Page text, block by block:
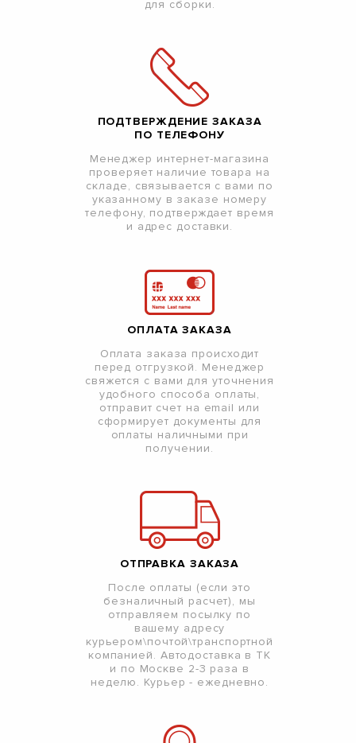
для сборки.
ПОДТВЕРЖДЕНИЕ ЗАКАЗА
ПО ТЕЛЕФОНУ
Менеджер интернет-магазина
проверяет наличие товара на
складе, связывается с вами по
указанному в заказе номеру
телефону, подтверждает время
и адрес доставки.
ОПЛАТА ЗАКАЗА
Оплата заказа происходит
перед отгрузкой. Менеджер
свяжется с вами для уточнения
удобного способа оплаты,
отправит счет на email или
сформирует документы для
оплаты наличными при
получении.
ОТПРАВКА ЗАКАЗА
После оплаты (если это
безналичный расчет), мы
отправляем посылку по
вашему адресу
курьером\почтой\транспортной
компанией. Автодоставка в ТК
и по Москве 2-3 раза в
неделю. Курьер - ежедневно.